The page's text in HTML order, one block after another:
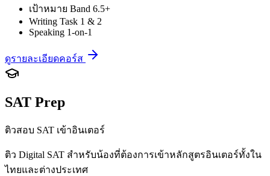
เป้าหมาย Band 6.5+
Writing Task 1 & 2
Speaking 1-on-1
ดูรายละเอียดคอร์ส
SAT Prep
ติวสอบ SAT เข้าอินเตอร์
ติว Digital SAT สำหรับน้องที่ต้องการเข้าหลักสูตรอินเตอร์ทั้งใน
ไทยและต่างประเทศ